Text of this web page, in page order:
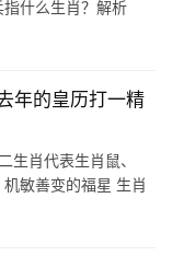
什么生肖？解析
能契合这一特质，
年的皇历打一精
生肖代表生肖鼠、
敏善变的福星 生肖
部分人可能因冲动投